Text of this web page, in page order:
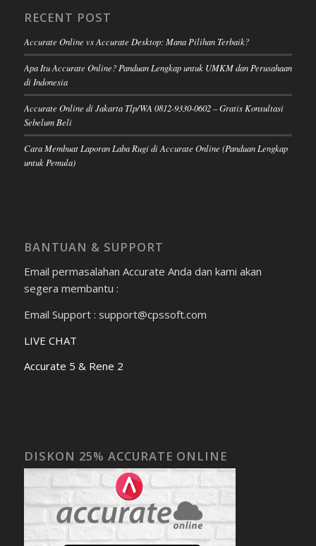
RECENT POST
Accurate Online vs Accurate Desktop: Mana Pilihan Terbaik?
Apa Itu Accurate Online? Panduan Lengkap untuk UMKM dan Perusahaan
di Indonesia
Accurate Online di Jakarta Tlp/WA 0812-9330-0602 – Gratis Konsultasi
Sebelum Beli
Cara Membuat Laporan Laba Rugi di Accurate Online (Panduan Lengkap
untuk Pemula)
BANTUAN & SUPPORT
Email permasalahan Accurate Anda dan kami akan
segera membantu :
Email Support : support@cpssoft.com
LIVE CHAT
Accurate 5 & Rene 2
DISKON 25% ACCURATE ONLINE